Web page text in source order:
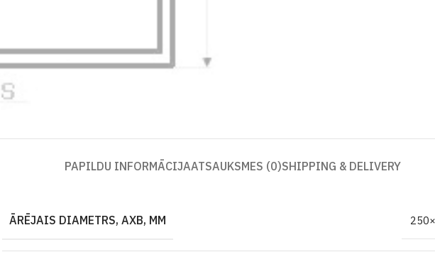
PAPILDU INFORMĀCIJAATSAUKSMES (0)SHIPPING & DELIVERY
ĀRĒJAIS DIAMETRS, AXB, MM